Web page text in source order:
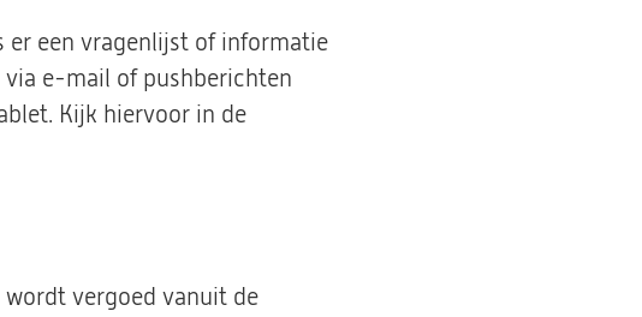
er een vragenlijst of informatie
e-mail of pushberichten
Kijk hiervoor in de
vergoed vanuit de